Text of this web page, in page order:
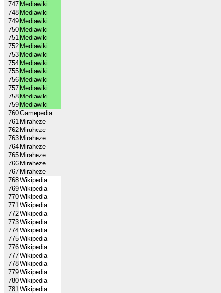
747 Mediawiki
748 Mediawiki
749 Mediawiki
750 Mediawiki
751 Mediawiki
752 Mediawiki
753 Mediawiki
754 Mediawiki
755 Mediawiki
756 Mediawiki
757 Mediawiki
758 Mediawiki
759 Mediawiki
760Gamepedia
761 Miraheze
762 Miraheze
763 Miraheze
764 Miraheze
765 Miraheze
766 Miraheze
767 Miraheze
768Wikipedia
769Wikipedia
770Wikipedia
771Wikipedia
772Wikipedia
773Wikipedia
774Wikipedia
775Wikipedia
776Wikipedia
777Wikipedia
778Wikipedia
779Wikipedia
780Wikipedia
781Wikipedia